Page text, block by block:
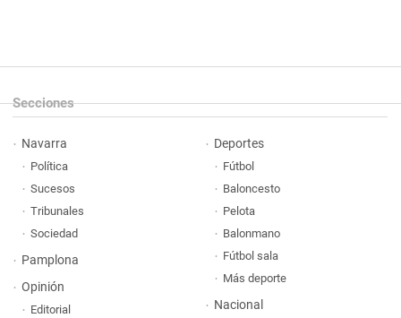
Secciones
Navarra
Política
Sucesos
Tribunales
Sociedad
Pamplona
Opinión
Editorial
Deportes
Fútbol
Baloncesto
Pelota
Balonmano
Fútbol sala
Más deporte
Nacional